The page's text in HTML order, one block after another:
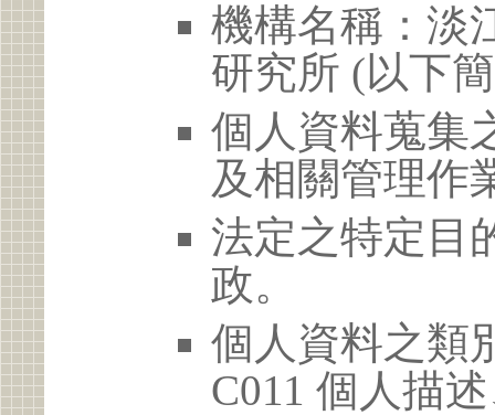
機構名稱：淡
研究所 (以下
個人資料蒐集
及相關管理作
法定之特定目
政。
個人資料之類
C011 個人描